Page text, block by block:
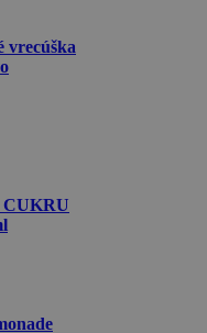
vrecúška
CUKRU